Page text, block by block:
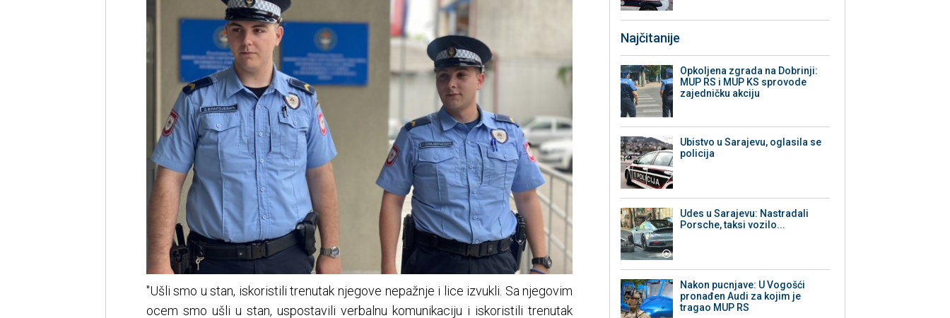
"Ušli smo u stan, iskoristili trenutak njegove nepažnje i lice izvukli. Sa njegovim
ocem smo ušli u stan, uspostavili verbalnu komunikaciju i iskoristili trenutak
Najčitanije
Opkoljena zgrada na Dobrinji:
MUP RS i MUP KS sprovode
zajedničku akciju
Ubistvo u Sarajevu, oglasila se
policija
Udes u Sarajevu: Nastradali
Porsche, taksi vozilo...
Nakon pucnjave: U Vogošći
pronađen Audi za kojim je
tragao MUP RS